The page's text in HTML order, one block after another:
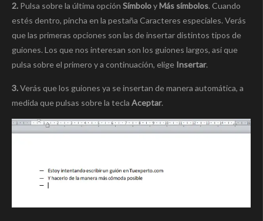
2. Pulsa sobre la última opción SímboloyMás símbolos. Cuando
estés dentro, pincha en la pestaña Caracteres especiales. Verás
que las primeras opciones son las de insertar distintos tipos de
guiones. Los que nos interesan son los guiones largos, así que
pulsa sobre el primero y a continuación, elige Insertar.
3.Verás que los guiones ya se insertan de manera automática, a
medida que pulsas sobre la tecla Aceptar.